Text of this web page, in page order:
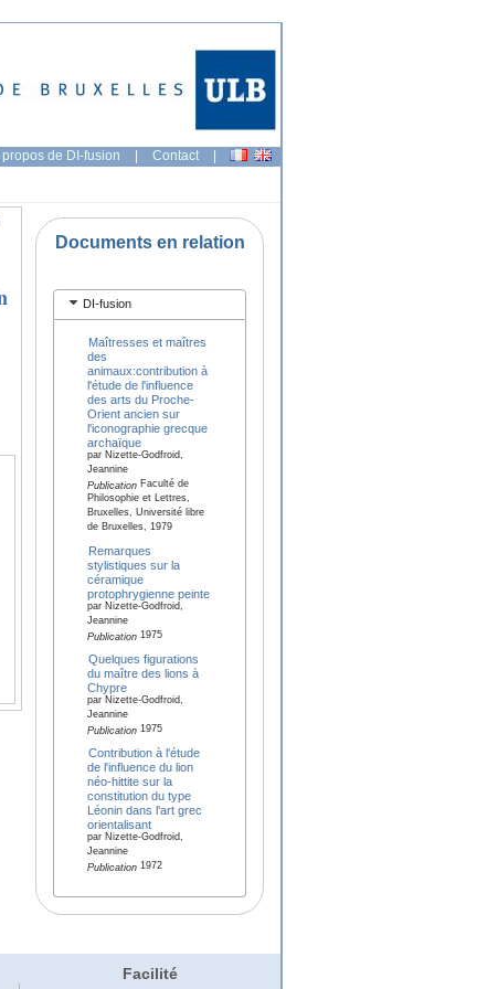
propos de DI-fusion | Contact |
Documents en relation
DI-fusion
Maîtresses et maîtres
des
animaux:contribution à
l'étude de l'influence
des arts du Proche-
Orient ancien sur
l'iconographie grecque
archaïque
par Nizette-Godfroid,
Jeannine
PublicationFaculté de
Philosophie et Lettres,
Bruxelles, Université libre
de Bruxelles, 1979
Remarques
stylistiques sur la
céramique
protophrygienne peinte
par Nizette-Godfroid,
Jeannine
Publication1975
Quelques figurations
du maître des lions à
Chypre
par Nizette-Godfroid,
Jeannine
Publication1975
Contribution à l'étude
de l'influence du lion
néo-hittite sur la
constitution du type
Léonin dans l'art grec
orientalisant
par Nizette-Godfroid,
Jeannine
Publication1972
Facilité